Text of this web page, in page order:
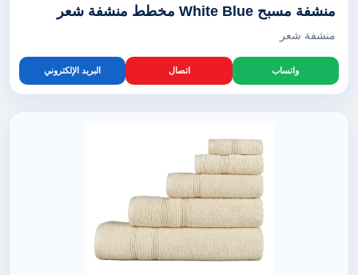
منشفة مسبح White Blue مخطط منشفة شعر
منشفة شعر
واتساب اتصال البريد الإلكتروني